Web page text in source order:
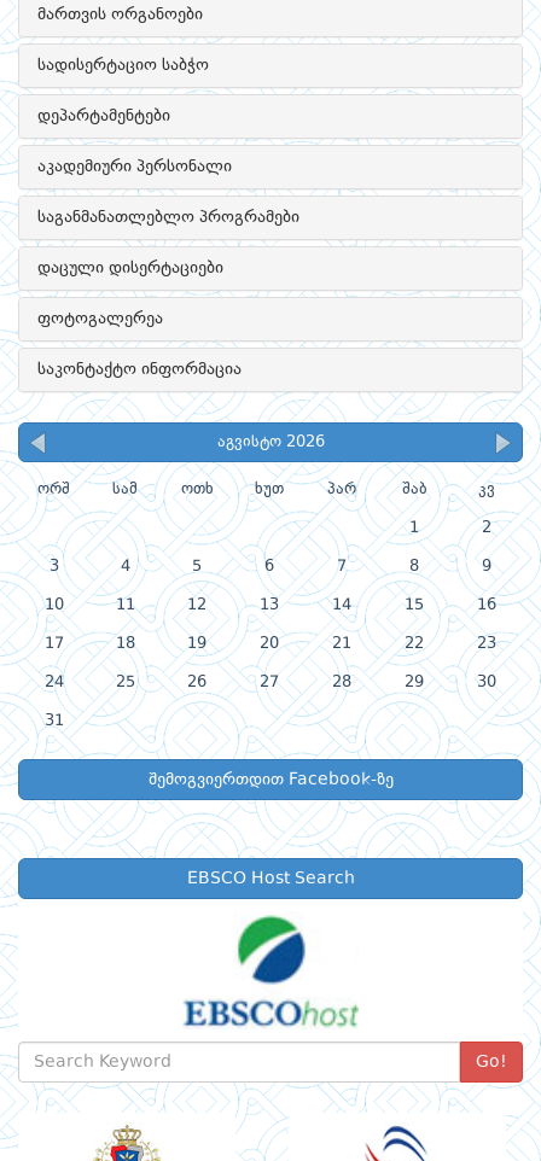
მართვის ორგანოები
სადისერტაციო საბჭო
დეპარტამენტები
აკადემიური პერსონალი
საგანმანათლებლო პროგრამები
დაცული დისერტაციები
ფოტოგალერეა
საკონტაქტო ინფორმაცია
აგვისტო 2026
ორშ სამ ოთხ ხუთ პარ შაბ კვ
1 2
3 4 5 6 7 8 9
10 11 12 13 14 15 16
17 18 19 20 21 22 23
24 25 26 27 28 29 30
31
შემოგვიერთდით Facebook-ზე
EBSCO Host Search
Go!